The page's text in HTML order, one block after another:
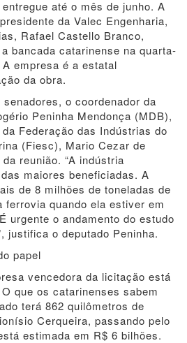
até o mês de junho. A
da Valec Engenharia,
Rafael Castello Branco,
bancada catarinense na quarta-
empresa é a estatal
da obra.
o coordenador da
Peninha Mendonça (MDB),
Federação das Indústrias do
(Fiesc), Mario Cezar de
reunião. “A indústria
maiores beneficiadas. A
de 8 milhões de toneladas de
ferrovia quando ela estiver em
urgente o andamento do estudo
justifica o deputado Peninha.
papel
vencedora da licitação está
que os catarinenses sabem
terá 862 quilômetros de
Cerqueira, passando pelo
estimada em R$ 6 bilhões.